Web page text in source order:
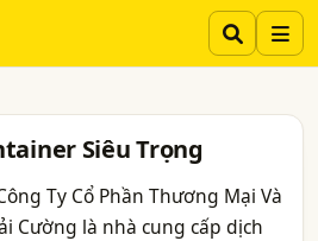
Siêu Trọng
Ty Cổ Phần Thương Mại Và
Cường là nhà cung cấp dịch